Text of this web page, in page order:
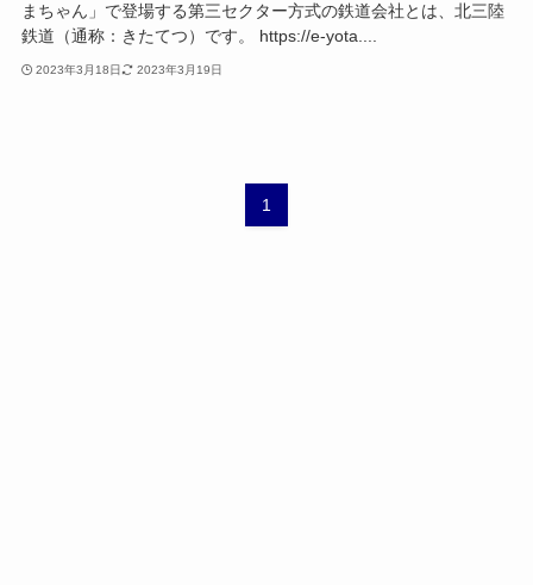
まちゃん」で登場する第三セクター方式の鉄道会社とは、北三陸
鉄道（通称：きたてつ）です。 https://e-yota....
2023年3月18日 2023年3月19日
1